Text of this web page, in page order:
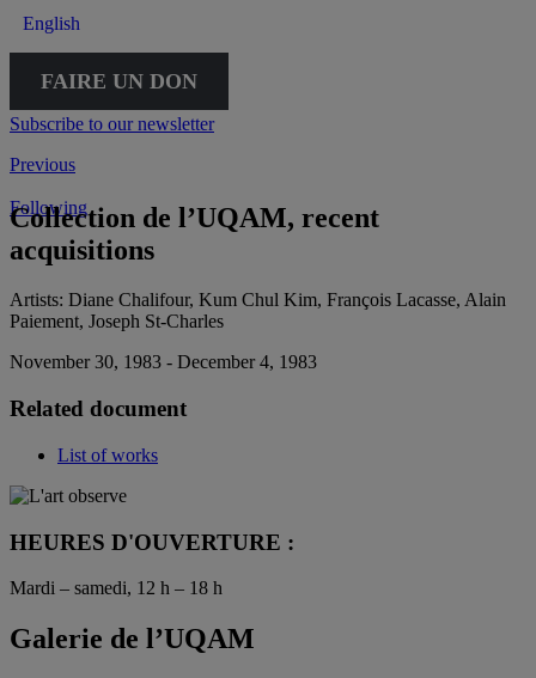
English
FAIRE UN DON
Subscribe to our newsletter
Previous
Following
Collection de l’UQAM, recent
acquisitions
Artists: Diane Chalifour, Kum Chul Kim, François Lacasse, Alain
Paiement, Joseph St-Charles
November 30, 1983 - December 4, 1983
Related document
List of works
HEURES D'OUVERTURE :
Mardi – samedi, 12 h – 18 h
Galerie de l’UQAM